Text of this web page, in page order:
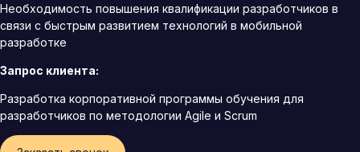
Необходимость повышения квалификации разработчиков в
связи с быстрым развитием технологий в мобильной
разработке
Запрос клиента:
Разработка корпоративной программы обучения для
разработчиков по методологии Agile и Scrum